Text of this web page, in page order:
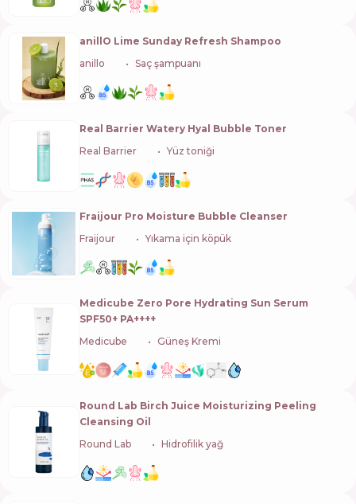
anillO Lime Sunday Refresh Shampoo
anillo
Saç şampuanı
Real Barrier Watery Hyal Bubble Toner
Real Barrier
Yüz toniği
Fraijour Pro Moisture Bubble Cleanser
Fraijour
Yıkama için köpük
Medicube Zero Pore Hydrating Sun Serum
SPF50+ PA++++
Medicube
Güneş Kremi
Round Lab Birch Juice Moisturizing Peeling
Cleansing Oil
Round Lab
Hidrofilik yağ